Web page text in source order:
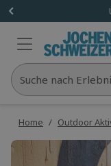
Suche nach
Home / Outdoor